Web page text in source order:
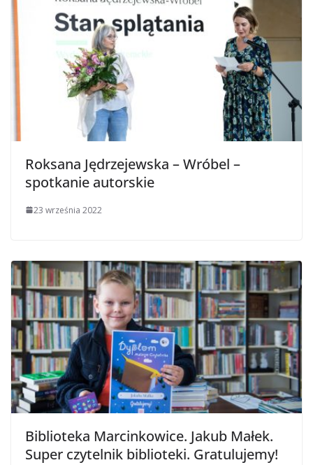
Roksana Jędrzejewska – Wróbel –
spotkanie autorskie
23 września 2022
Biblioteka Marcinkowice. Jakub Małek.
Super czytelnik biblioteki. Gratulujemy!